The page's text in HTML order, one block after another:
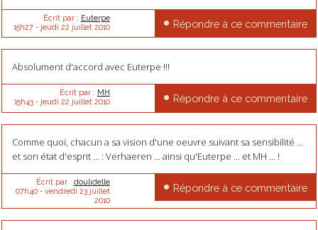
Écrit par : Euterpe
15h27- jeudi 22 juillet 2010 Répondre à ce commentaire
Absolument d'accord avec Euterpe !!!
Écrit par : MH
15h43- jeudi 22 juillet 2010 Répondre à ce commentaire
Comme quoi, chacun a sa vision d'une oeuvre suivant sa sensibilité ...
et son état d'esprit ... : Verhaeren ... ainsi qu'Euterpe ... et MH ... !
Écrit par : doulidelle
07h40- vendredi 23 juillet
2010
Répondre à ce commentaire